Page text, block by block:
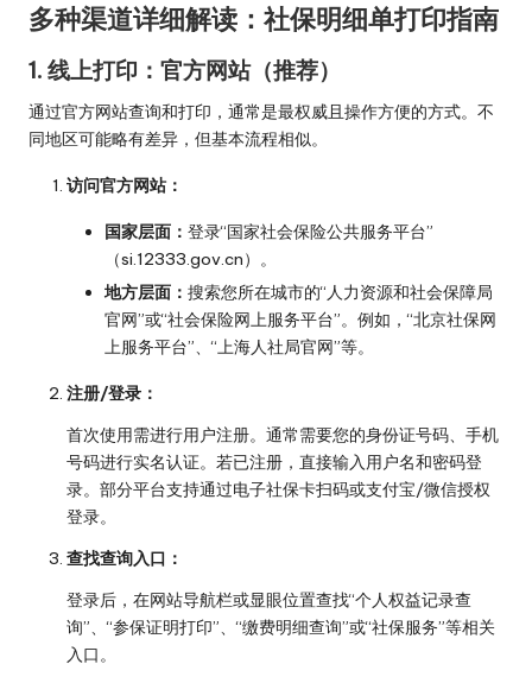
多种渠道详细解读：社保明细单打印指南
1. 线上打印：官方网站（推荐）
通过官方网站查询和打印，通常是最权威且操作方便的方式。不
同地区可能略有差异，但基本流程相似。
访问官方网站：
国家层面： 登录“国家社会保险公共服务平台”
（si.12333.gov.cn）。
地方层面： 搜索您所在城市的“人力资源和社会保障局
官网”或“社会保险网上服务平台”。例如，“北京社保网
上服务平台”、“上海人社局官网”等。
注册/登录：
首次使用需进行用户注册。通常需要您的身份证号码、手机
号码进行实名认证。若已注册，直接输入用户名和密码登
录。部分平台支持通过电子社保卡扫码或支付宝/微信授权
登录。
查找查询入口：
登录后，在网站导航栏或显眼位置查找“个人权益记录查
询”、“参保证明打印”、“缴费明细查询”或“社保服务”等相关
入口。